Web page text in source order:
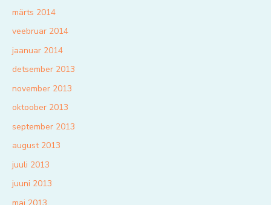
märts 2014
veebruar 2014
jaanuar 2014
detsember 2013
november 2013
oktoober 2013
september 2013
august 2013
juuli 2013
juuni 2013